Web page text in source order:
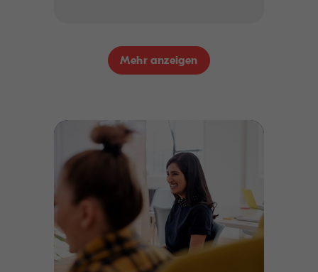
Mehr anzeigen